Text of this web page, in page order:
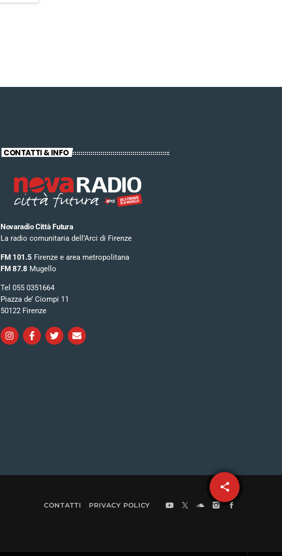
share
email
CONTATTI & INFO
Novaradio Città Futura
La radio comunitaria dell’Arci di Firenze
FM 101.5 Firenze e area metropolitana
FM 87.8 Mugello
Tel 055 0351664
Piazza de’ Ciompi 11
50122 Firenze
CONTATTI PRIVACY POLICY